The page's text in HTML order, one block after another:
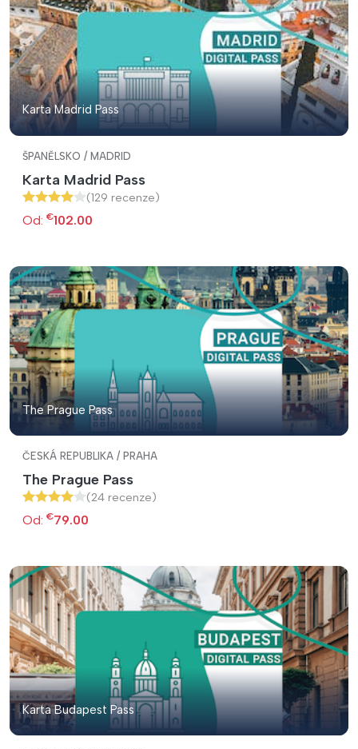
Karta Madrid Pass
ŠPANĚLSKO / MADRID
Karta Madrid Pass
(129 recenze)
Od: €102.00
The Prague Pass
ČESKÁ REPUBLIKA / PRAHA
The Prague Pass
(24 recenze)
Od: €79.00
Karta Budapest Pass